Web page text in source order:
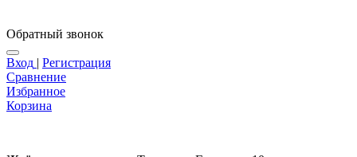
Обратный звонок
Вход | Регистрация
Сравнение
Избранное
Корзина